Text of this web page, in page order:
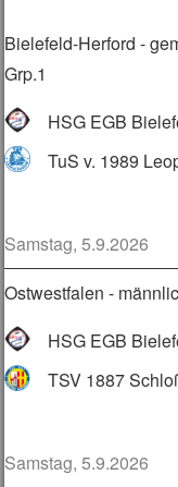
Bielefeld-Herford -
Grp.1
HSG EGB
TuS v. 1989
Samstag, 5.9.2026
Ostwestfalen -
HSG EGB
TSV 1887
Samstag, 5.9.2026